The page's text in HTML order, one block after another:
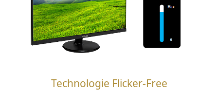
Technologie Flicker-Free